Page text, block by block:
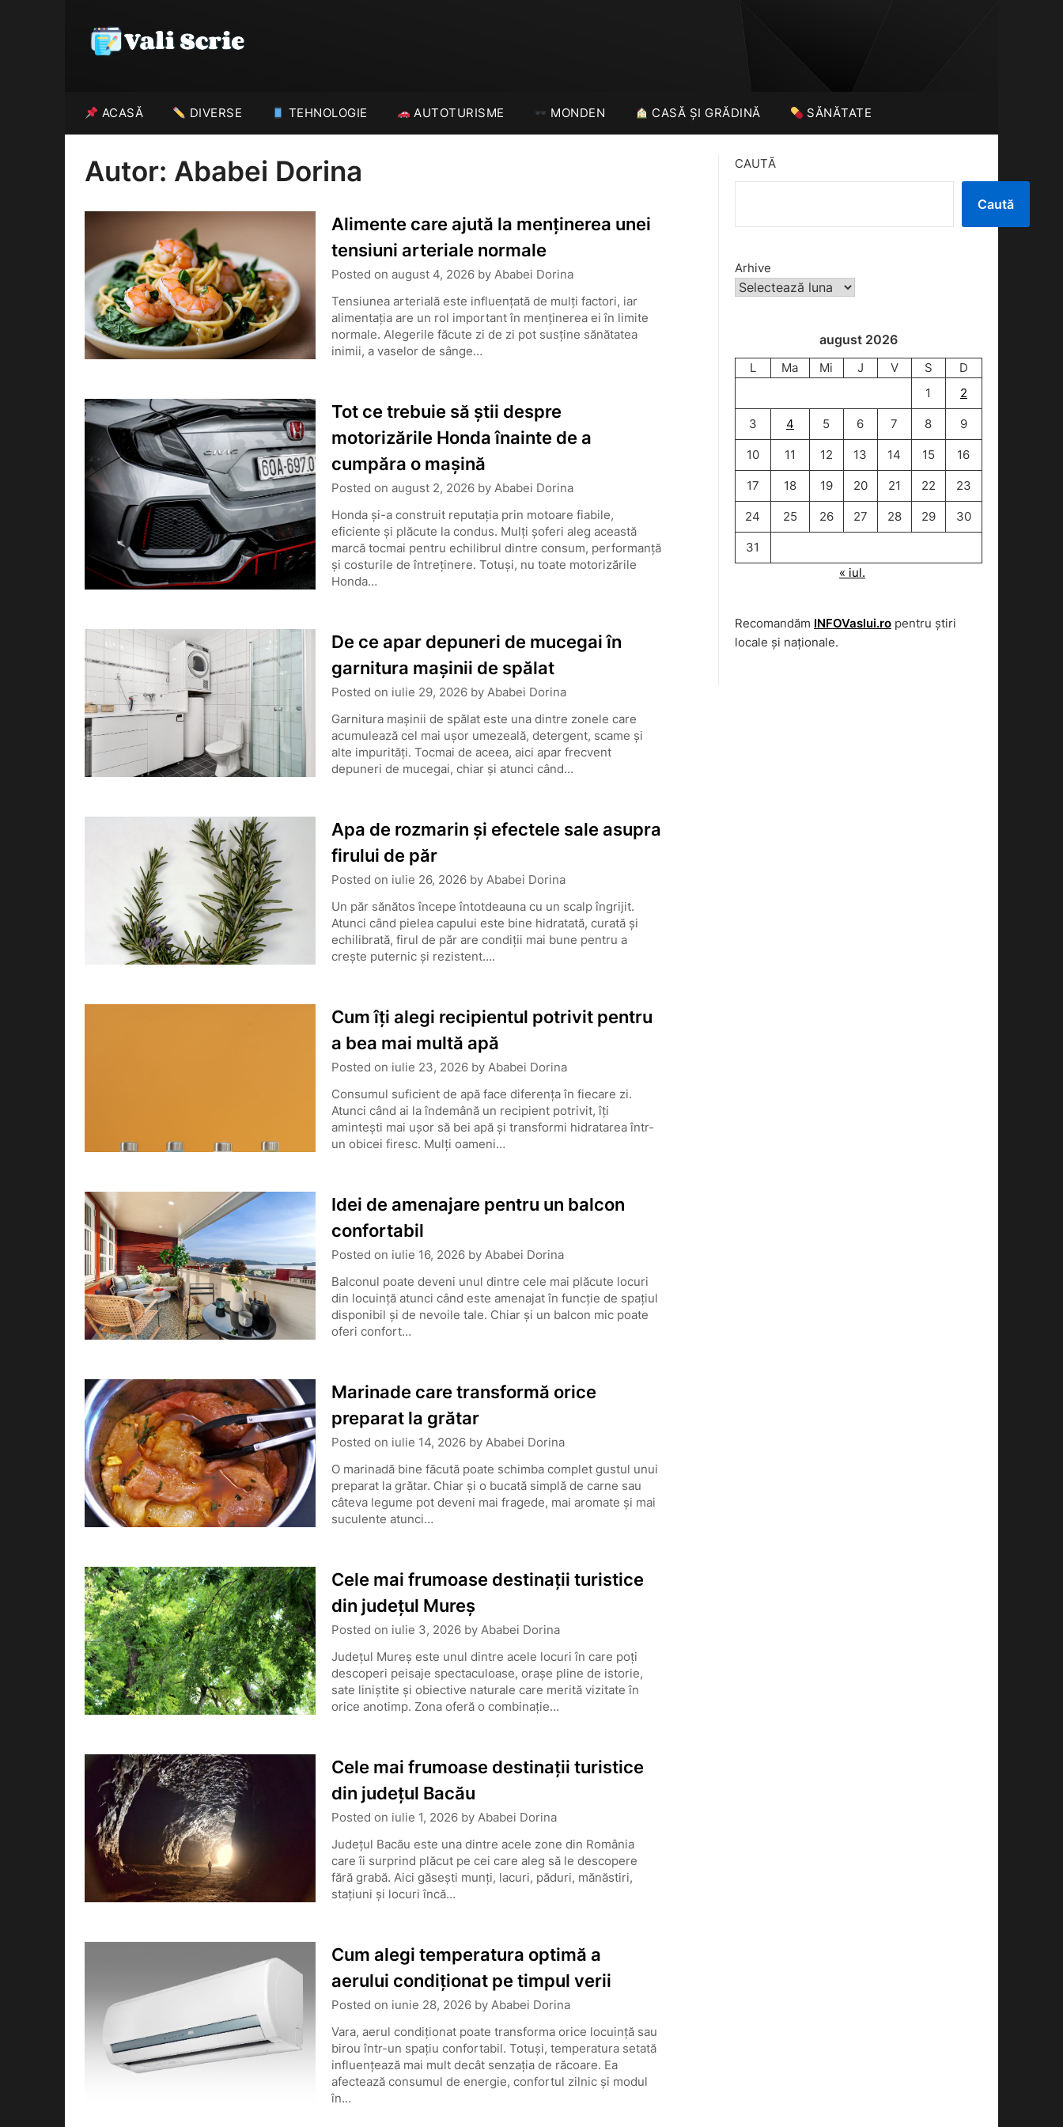
ACASĂ DIVERSE TEHNOLOGIE AUTOTURISME MONDEN CASĂ ȘI GRĂDINĂ SĂNĂTATE
Autor: Ababei Dorina
Alimente care ajută la menținerea unei
tensiuni arteriale normale
Posted on august 4, 2026by Ababei Dorina
Tensiunea arterială este influențată de mulți factori, iar
alimentația are un rol important în menținerea ei în limite
normale. Alegerile făcute zi de zi pot susține sănătatea
inimii, a vaselor de sânge…
Tot ce trebuie să știi despre
motorizările Honda înainte de a
cumpăra o mașină
Posted on august 2, 2026by Ababei Dorina
Honda și-a construit reputația prin motoare fiabile,
eficiente și plăcute la condus. Mulți șoferi aleg această
marcă tocmai pentru echilibrul dintre consum, performanță
și costurile de întreținere. Totuși, nu toate motorizările
Honda…
De ce apar depuneri de mucegai în
garnitura mașinii de spălat
Posted on iulie 29, 2026by Ababei Dorina
Garnitura mașinii de spălat este una dintre zonele care
acumulează cel mai ușor umezeală, detergent, scame și
alte impurități. Tocmai de aceea, aici apar frecvent
depuneri de mucegai, chiar și atunci când…
Apa de rozmarin și efectele sale asupra
firului de păr
Posted on iulie 26, 2026by Ababei Dorina
Un păr sănătos începe întotdeauna cu un scalp îngrijit.
Atunci când pielea capului este bine hidratată, curată și
echilibrată, firul de păr are condiții mai bune pentru a
crește puternic și rezistent….
Cum îți alegi recipientul potrivit pentru
a bea mai multă apă
Posted on iulie 23, 2026by Ababei Dorina
Consumul suficient de apă face diferența în fiecare zi.
Atunci când ai la îndemână un recipient potrivit, îți
amintești mai ușor să bei apă și transformi hidratarea într-
un obicei firesc. Mulți oameni…
Idei de amenajare pentru un balcon
confortabil
Posted on iulie 16, 2026by Ababei Dorina
Balconul poate deveni unul dintre cele mai plăcute locuri
din locuință atunci când este amenajat în funcție de spațiul
disponibil și de nevoile tale. Chiar și un balcon mic poate
oferi confort…
Marinade care transformă orice
preparat la grătar
Posted on iulie 14, 2026by Ababei Dorina
O marinadă bine făcută poate schimba complet gustul unui
preparat la grătar. Chiar și o bucată simplă de carne sau
câteva legume pot deveni mai fragede, mai aromate și mai
suculente atunci…
Cele mai frumoase destinații turistice
din județul Mureș
Posted on iulie 3, 2026by Ababei Dorina
Județul Mureș este unul dintre acele locuri în care poți
descoperi peisaje spectaculoase, orașe pline de istorie,
sate liniștite și obiective naturale care merită vizitate în
orice anotimp. Zona oferă o combinație…
Cele mai frumoase destinații turistice
din județul Bacău
Posted on iulie 1, 2026by Ababei Dorina
Județul Bacău este una dintre acele zone din România
care îi surprind plăcut pe cei care aleg să le descopere
fără grabă. Aici găsești munți, lacuri, păduri, mănăstiri,
stațiuni și locuri încă…
Cum alegi temperatura optimă a
aerului condiționat pe timpul verii
Posted on iunie 28, 2026by Ababei Dorina
Vara, aerul condiționat poate transforma orice locuință sau
birou într-un spațiu confortabil. Totuși, temperatura setată
influențează mai mult decât senzația de răcoare. Ea
afectează consumul de energie, confortul zilnic și modul
în…
CAUTĂ
Caută
Arhive
august 2026
L Ma Mi J V S
D
1
2
3 4 5 6 7 8 9
10 11 12 13 14 15 16
17 18 19 20 21 22 23
24 25 26 27 28 29 30
31
« iul.
Recomandăm INFOVaslui.ropentru știri
locale și naționale.